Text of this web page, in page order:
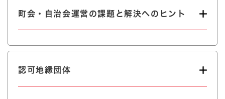
町会・自治会運営の課題と解決へのヒント
認可地縁団体